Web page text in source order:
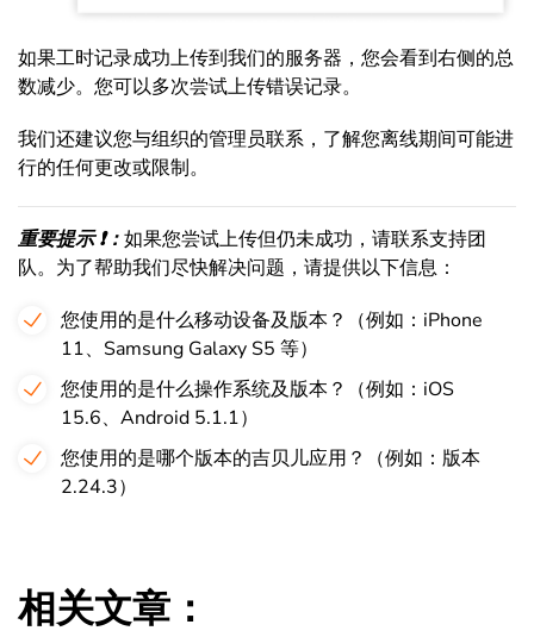
如果工时记录成功上传到我们的服务器，您会看到右侧的总
数减少。您可以多次尝试上传错误记录。
我们还建议您与组织的管理员联系，了解您离线期间可能进
行的任何更改或限制。
重要提示 ❗：如果您尝试上传但仍未成功，请联系支持团
队。为了帮助我们尽快解决问题，请提供以下信息：
您使用的是什么移动设备及版本？（例如：iPhone
11、Samsung Galaxy S5 等）
您使用的是什么操作系统及版本？（例如：iOS
15.6、Android 5.1.1）
您使用的是哪个版本的吉贝儿应用？（例如：版本
2.24.3）
相关文章：